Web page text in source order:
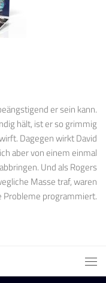
er sein kann.
hält, ist er so grimmig
Dagegen wirkt David
aber von einem einmal
Und als Rogers
Masse traf, waren
Probleme programmiert.